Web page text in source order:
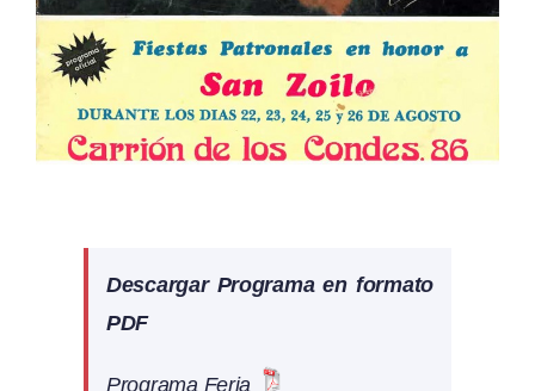
Descargar Programa en formato
PDF
Programa Feria